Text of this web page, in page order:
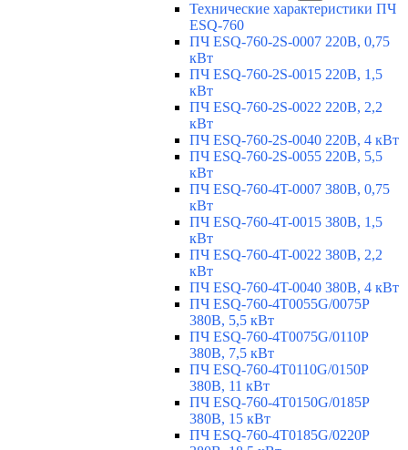
Технические характеристики ПЧ
ESQ-760
ПЧ ESQ-760-2S-0007 220В, 0,75
кВт
ПЧ ESQ-760-2S-0015 220В, 1,5
кВт
ПЧ ESQ-760-2S-0022 220В, 2,2
кВт
ПЧ ESQ-760-2S-0040 220В, 4 кВт
ПЧ ESQ-760-2S-0055 220В, 5,5
кВт
ПЧ ESQ-760-4T-0007 380В, 0,75
кВт
ПЧ ESQ-760-4T-0015 380В, 1,5
кВт
ПЧ ESQ-760-4T-0022 380В, 2,2
кВт
ПЧ ESQ-760-4T-0040 380В, 4 кВт
ПЧ ESQ-760-4T0055G/0075P
380В, 5,5 кВт
ПЧ ESQ-760-4T0075G/0110P
380В, 7,5 кВт
ПЧ ESQ-760-4T0110G/0150P
380В, 11 кВт
ПЧ ESQ-760-4T0150G/0185P
380В, 15 кВт
ПЧ ESQ-760-4T0185G/0220P